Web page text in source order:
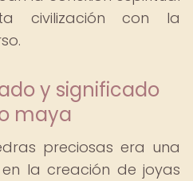
civilización con la
y significado
maya
preciosas era una
la creación de joyas